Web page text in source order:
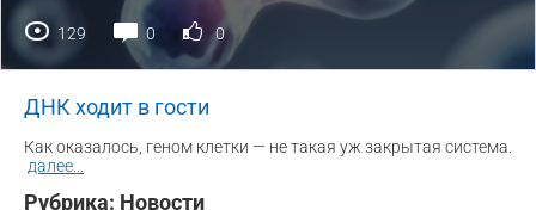
129 0 0
ДНК ходит в гости
Как оказалось, геном клетки — не такая уж закрытая система.
далее...
Рубрика: Новости